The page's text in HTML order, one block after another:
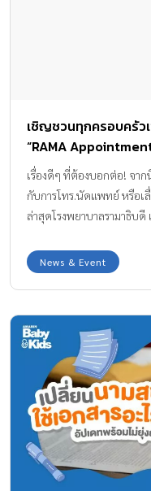
เชิญชวนทุกครอบครัว
“RAMA
เรื่องดีๆ ที่ต้องบอกต่อ! จ
กับการโทร.นัดแพทย์ หรือเ
ล่าสุดโรงพยาบาลรามาธิบ
เลื่อนนัด เตือนนัด หรือควา
แตะค่ะ ถือได้ว่า โรงพยาบ
พัฒนาการช่องทางการสื่อส
อำนวยความสะดวกดูรายก
ตนเอง สะดวกรวดเร็วได้
ทั่วไปที่ยังไม่ได้สมัครสมาชิ
เช่น ข้อมูลข่าวสารของโร
ส่วนผู้ใช้บริการที่เป็นสมาชิ
แจ้งขอเลื่อนนัดหมายได้ ต
อีกด้วย เช่น Username แ
พยาบาล ก็สามารถทำการ
News & Event